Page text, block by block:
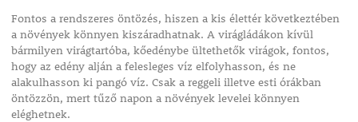
Fontos a rendszeres öntözés, hiszen a kis élettér következtében
a növények könnyen kiszáradhatnak. A virágládákon kívül
bármilyen virágtartóba, kőedénybe ültethetők virágok, fontos,
hogy az edény alján a felesleges víz elfolyhasson, és ne
alakulhasson ki pangó víz. Csak a reggeli illetve esti órákban
öntözzön, mert tűző napon a növények levelei könnyen
eléghetnek.